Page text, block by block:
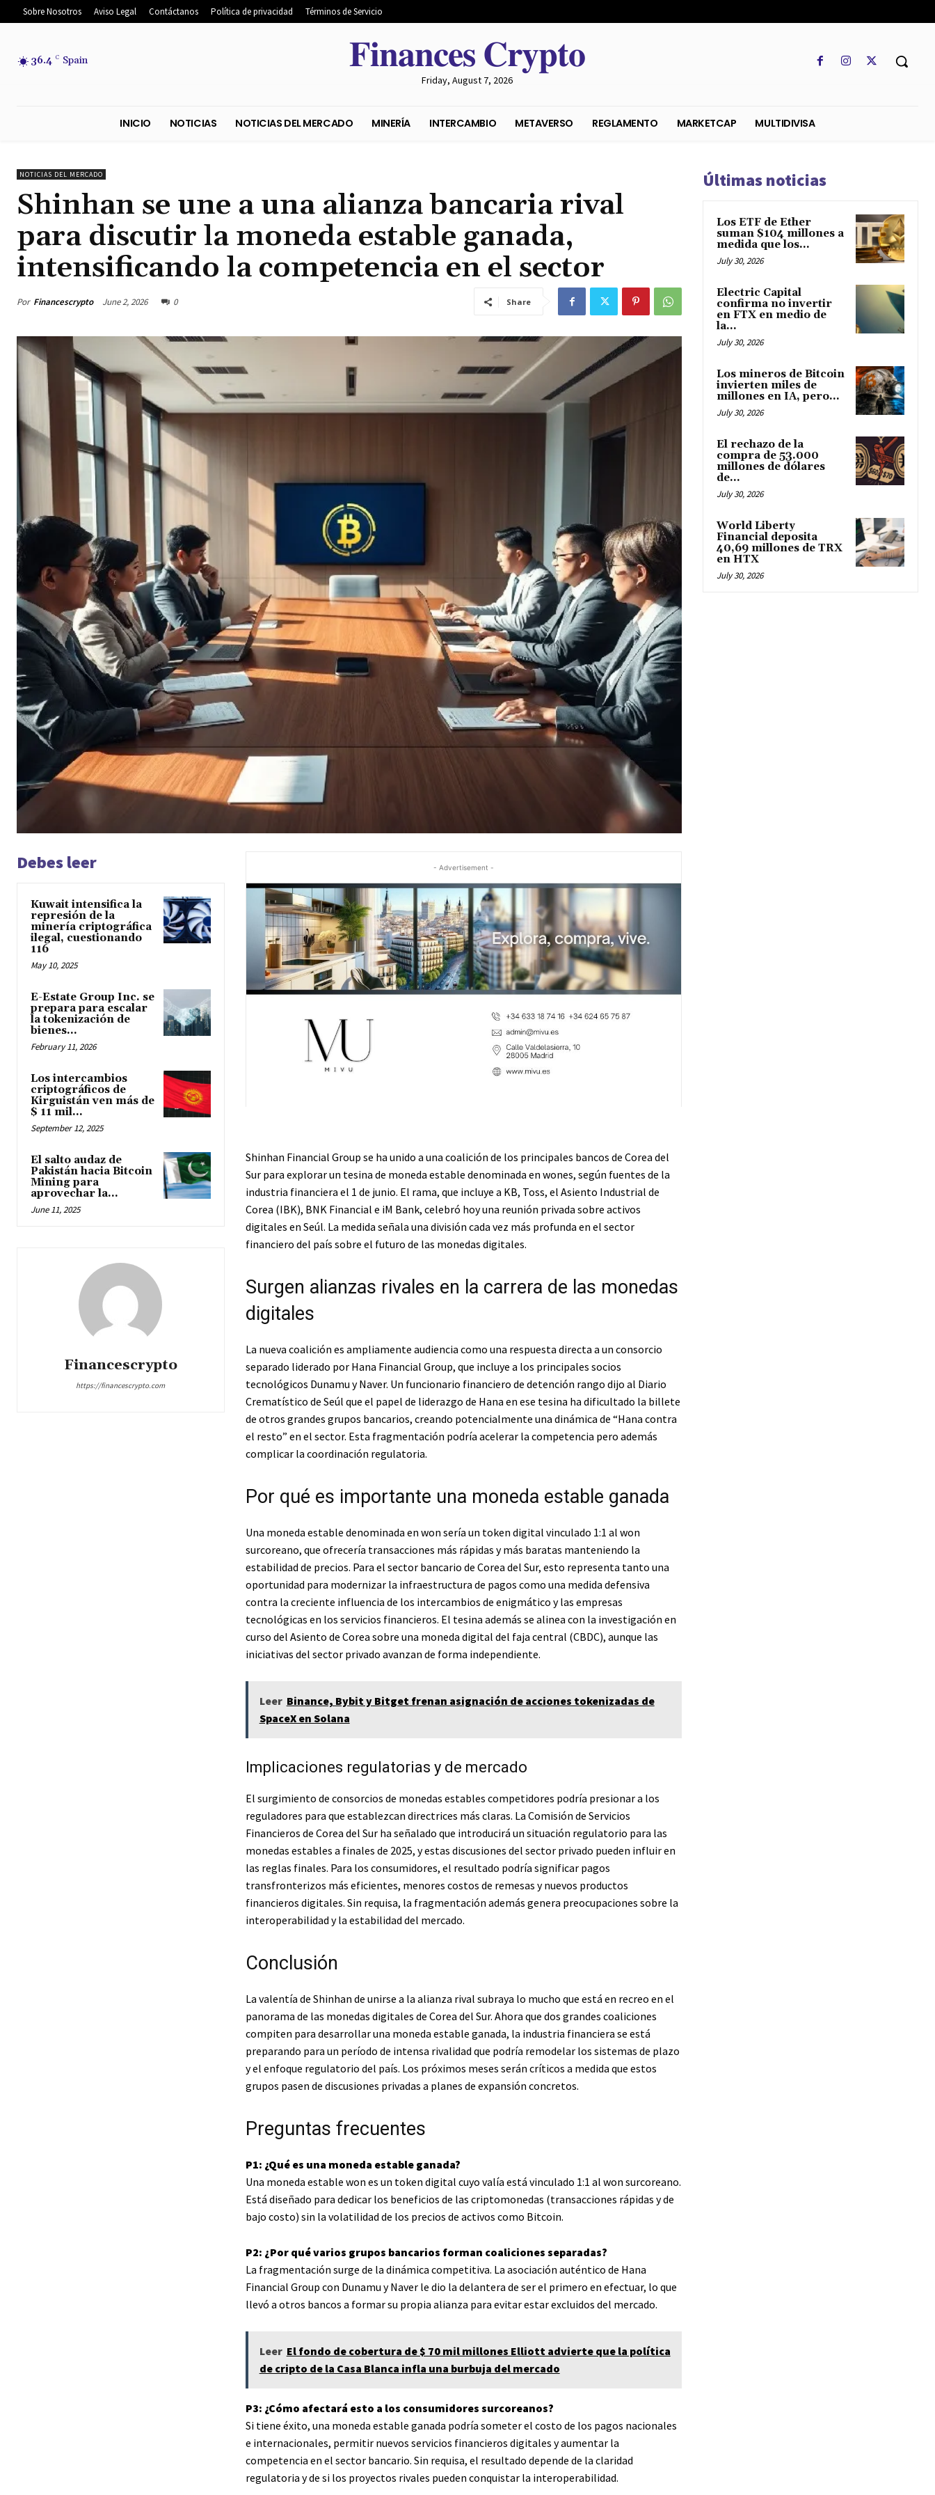
Sobre Nosotros Aviso Legal Contáctanos Política de privacidad Términos de Servicio
36.4 C Spain 𝐅𝐢𝐧𝐚𝐧𝐜𝐞𝐬 𝐂𝐫𝐲𝐩𝐭𝐨
Friday, August 7, 2026
NOTICIAS DEL MERCADO
Shinhan se une a una alianza bancaria rival
para discutir la moneda estable ganada,
intensificando la competencia en el sector
Por Financescrypto June 2, 2026 0 Share
Debes leer
Kuwait intensifica la
represión de la
minería criptográfica
ilegal, cuestionando
116
May 10, 2025
E-Estate Group Inc. se
prepara para escalar
la tokenización de
bienes...
February 11, 2026
Los intercambios
criptográficos de
Kirguistán ven más de
$ 11 mil...
September 12, 2025
El salto audaz de
Pakistán hacia Bitcoin
Mining para
aprovechar la...
June 11, 2025
Financescrypto
https://financescrypto.com
- Advertisement -
Shinhan Financial Group se ha unido a una coalición de los principales bancos de Corea del
Sur para explorar un tesina de moneda estable denominada en wones, según fuentes de la
industria financiera el 1 de junio. El rama, que incluye a KB, Toss, el Asiento Industrial de
Corea (IBK), BNK Financial e iM Bank, celebró hoy una reunión privada sobre activos
digitales en Seúl. La medida señala una división cada vez más profunda en el sector
financiero del país sobre el futuro de las monedas digitales.
Surgen alianzas rivales en la carrera de las monedas
digitales
La nueva coalición es ampliamente audiencia como una respuesta directa a un consorcio
separado liderado por Hana Financial Group, que incluye a los principales socios
tecnológicos Dunamu y Naver. Un funcionario financiero de detención rango dijo al Diario
Crematístico de Seúl que el papel de liderazgo de Hana en ese tesina ha dificultado la billete
de otros grandes grupos bancarios, creando potencialmente una dinámica de “Hana contra
el resto” en el sector. Esta fragmentación podría acelerar la competencia pero además
complicar la coordinación regulatoria.
Por qué es importante una moneda estable ganada
Una moneda estable denominada en won sería un token digital vinculado 1:1 al won
surcoreano, que ofrecería transacciones más rápidas y más baratas manteniendo la
estabilidad de precios. Para el sector bancario de Corea del Sur, esto representa tanto una
oportunidad para modernizar la infraestructura de pagos como una medida defensiva
contra la creciente influencia de los intercambios de enigmático y las empresas
tecnológicas en los servicios financieros. El tesina además se alinea con la investigación en
curso del Asiento de Corea sobre una moneda digital del faja central (CBDC), aunque las
iniciativas del sector privado avanzan de forma independiente.
Leer Binance, Bybit y Bitget frenan asignación de acciones tokenizadas de
SpaceX en Solana
Implicaciones regulatorias y de mercado
El surgimiento de consorcios de monedas estables competidores podría presionar a los
reguladores para que establezcan directrices más claras. La Comisión de Servicios
Financieros de Corea del Sur ha señalado que introducirá un situación regulatorio para las
monedas estables a finales de 2025, y estas discusiones del sector privado pueden influir en
las reglas finales. Para los consumidores, el resultado podría significar pagos
transfronterizos más eficientes, menores costos de remesas y nuevos productos
financieros digitales. Sin requisa, la fragmentación además genera preocupaciones sobre la
interoperabilidad y la estabilidad del mercado.
Conclusión
La valentía de Shinhan de unirse a la alianza rival subraya lo mucho que está en recreo en el
panorama de las monedas digitales de Corea del Sur. Ahora que dos grandes coaliciones
compiten para desarrollar una moneda estable ganada, la industria financiera se está
preparando para un período de intensa rivalidad que podría remodelar los sistemas de plazo
y el enfoque regulatorio del país. Los próximos meses serán críticos a medida que estos
grupos pasen de discusiones privadas a planes de expansión concretos.
Preguntas frecuentes
P1: ¿Qué es una moneda estable ganada?
Una moneda estable won es un token digital cuyo valía está vinculado 1:1 al won surcoreano.
Está diseñado para dedicar los beneficios de las criptomonedas (transacciones rápidas y de
bajo costo) sin la volatilidad de los precios de activos como Bitcoin.
P2: ¿Por qué varios grupos bancarios forman coaliciones separadas?
La fragmentación surge de la dinámica competitiva. La asociación auténtico de Hana
Financial Group con Dunamu y Naver le dio la delantera de ser el primero en efectuar, lo que
llevó a otros bancos a formar su propia alianza para evitar estar excluidos del mercado.
Leer El fondo de cobertura de $ 70 mil millones Elliott advierte que la política
de cripto de la Casa Blanca infla una burbuja del mercado
P3: ¿Cómo afectará esto a los consumidores surcoreanos?
Si tiene éxito, una moneda estable ganada podría someter el costo de los pagos nacionales
e internacionales, permitir nuevos servicios financieros digitales y aumentar la
competencia en el sector bancario. Sin requisa, el resultado depende de la claridad
regulatoria y de si los proyectos rivales pueden conquistar la interoperabilidad.
Últimas noticias
Los ETF de Ether
suman $104 millones a
medida que los...
July 30, 2026
Electric Capital
confirma no invertir
en FTX en medio de
la...
July 30, 2026
Los mineros de Bitcoin
invierten miles de
millones en IA, pero...
July 30, 2026
El rechazo de la
compra de 53.000
millones de dólares
de...
July 30, 2026
World Liberty
Financial deposita
40,69 millones de TRX
en HTX
July 30, 2026